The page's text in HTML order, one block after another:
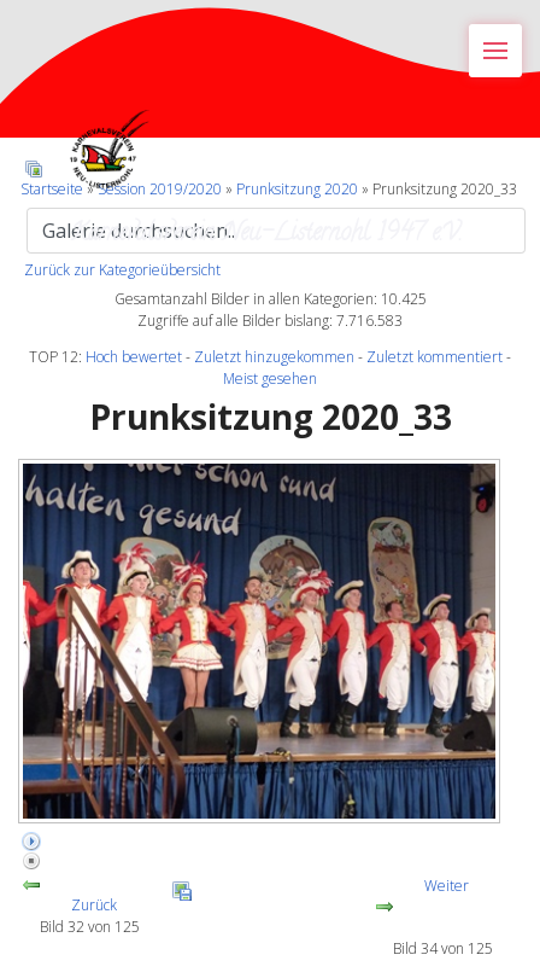
Karnevalsverein Neu-Listernohl 1947 e.V.
Startseite»Session 2019/2020 » Prunksitzung 2020 » Prunksitzung 2020_33
Zurück zur Kategorieübersicht
Gesamtanzahl Bilder in allen Kategorien: 10.425
Zugriffe auf alle Bilder bislang: 7.716.583
TOP 12: Hoch bewertet- Zuletzt hinzugekommen - Zuletzt kommentiert-
Meist gesehen
Prunksitzung 2020_33
Zurück
Bild 32 von 125
Weiter
Bild 34 von 125